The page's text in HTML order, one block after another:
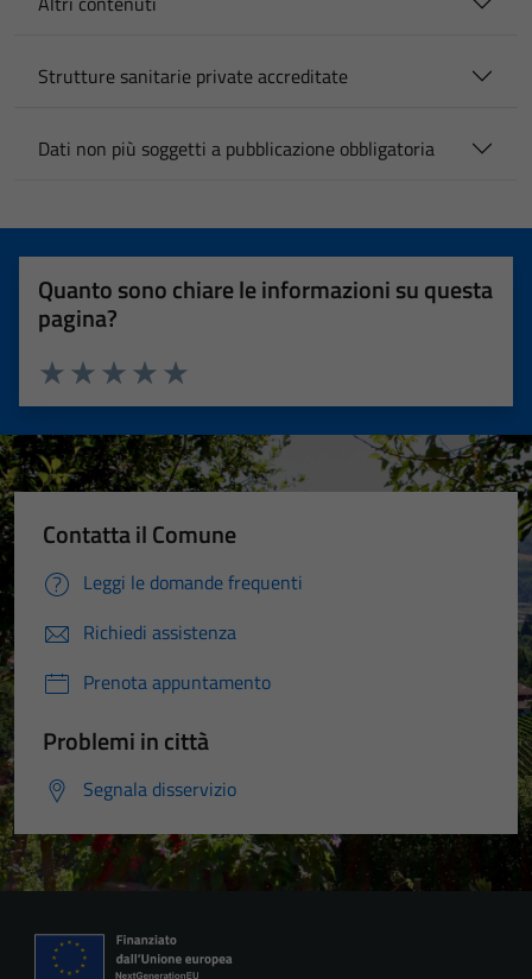
Strutture sanitarie private accreditate
Dati non più soggetti a pubblicazione obbligatoria
Quanto sono chiare le informazioni su questa
pagina?
Valuta 5 stelle su 5
Valuta 4 stelle su 5
Valuta 3 stelle su 5
Valuta 2 stelle su 5
Valuta 1 stelle su 5
Contatta il Comune
Leggi le domande frequenti
Richiedi assistenza
Prenota appuntamento
Problemi in città
Segnala disservizio